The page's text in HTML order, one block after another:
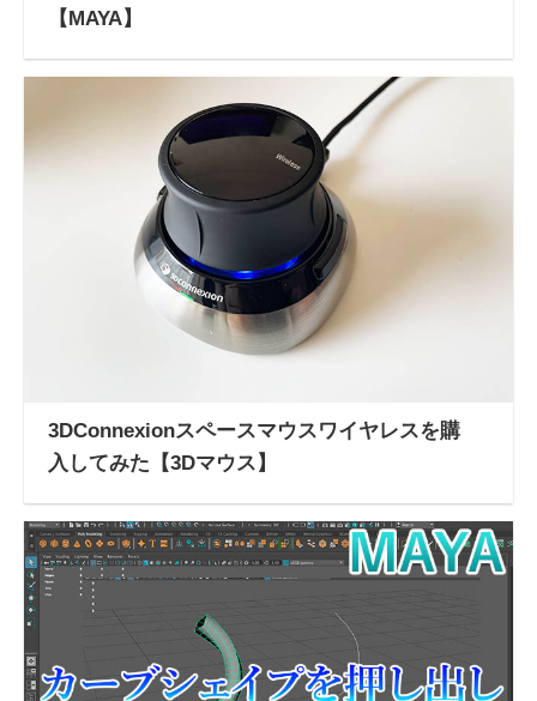
【MAYA】
3DConnexionスペースマウスワイヤレスを購
入してみた【3Dマウス】